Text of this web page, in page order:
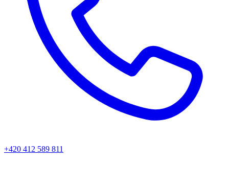
+420 412 589 811